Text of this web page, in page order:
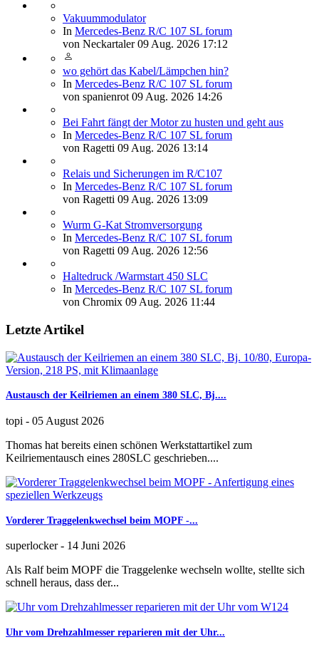
Vakuummodulator
In Mercedes-Benz R/C 107 SL forum
von Neckartaler 09 Aug. 2026 17:12
wo gehört das Kabel/Lämpchen hin?
In Mercedes-Benz R/C 107 SL forum
von spanienrot 09 Aug. 2026 14:26
Bei Fahrt fängt der Motor zu husten und geht aus
In Mercedes-Benz R/C 107 SL forum
von Ragetti 09 Aug. 2026 13:14
Relais und Sicherungen im R/C107
In Mercedes-Benz R/C 107 SL forum
von Ragetti 09 Aug. 2026 13:09
Wurm G-Kat Stromversorgung
In Mercedes-Benz R/C 107 SL forum
von Ragetti 09 Aug. 2026 12:56
Haltedruck /Warmstart 450 SLC
In Mercedes-Benz R/C 107 SL forum
von Chromix 09 Aug. 2026 11:44
Letzte Artikel
Austausch der Keilriemen an einem 380 SLC, Bj....
topi - 05 August 2026
Thomas hat bereits einen schönen Werkstattartikel zum
Keilriementausch eines 280SLC geschrieben....
Vorderer Traggelenkwechsel beim MOPF -...
superlocker- 14 Juni 2026
Als Ralf beim MOPF die Traggelenke wechseln wollte, stellte sich
schnell heraus, dass der...
Uhr vom Drehzahlmesser reparieren mit der Uhr...